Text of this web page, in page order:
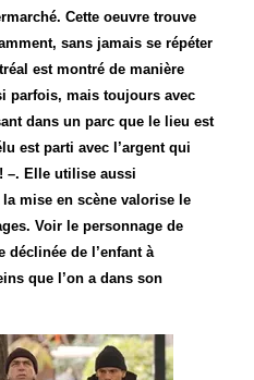
Cette oeuvre trouve
sans jamais se répéter
est montré de manière
parfois, mais toujours avec
dans un parc que le lieu est
est parti avec l’argent qui
–. Elle utilise aussi
mise en scène valorise le
Voir le personnage de
déclinée de l’enfant à
que l’on a dans son